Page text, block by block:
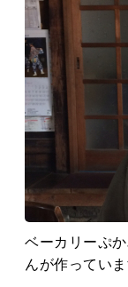
ベーカリーぷ
んが作っていま